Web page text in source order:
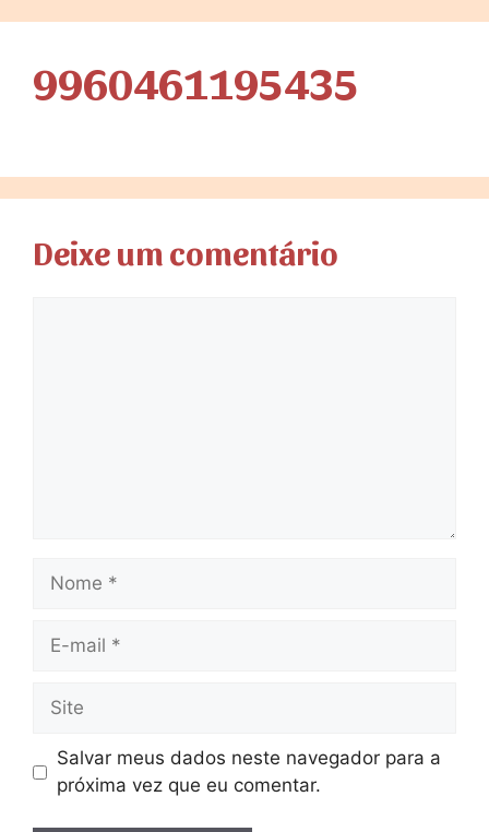
9960461195435
Deixe um comentário
Salvar meus dados neste navegador para a
próxima vez que eu comentar.